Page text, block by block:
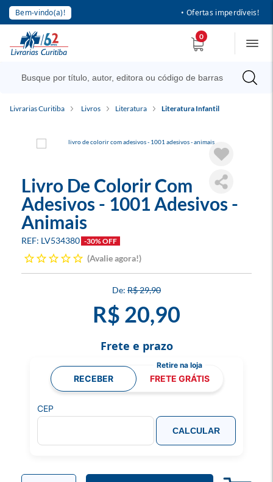
Bem-vindo(a)! • Ofertas imperdíveis!
0
Livrarias Curitiba Livros Literatura Literatura Infantil
Livro De Colorir Com
Adesivos - 1001 Adesivos -
Animais
LV534380 -30% OFF
Avalie agora!
R$ 29,90
R$ 20,90
Frete e prazo
RECEBER FRETE GRÁTIS
CEP
CALCULAR